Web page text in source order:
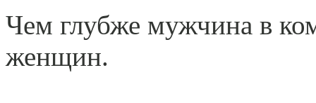
Чем глубже мужчина в
женщин.